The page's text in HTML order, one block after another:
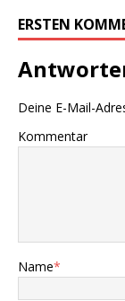
ERSTEN
Deine E-Mail-
Kommentar
Name*